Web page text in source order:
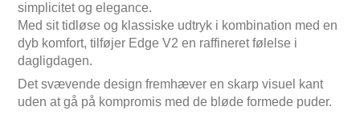
simplicitet og elegance.
Med sit tidløse og klassiske udtryk i kombination med en
dyb komfort, tilføjer Edge V2 en raffineret følelse i
dagligdagen.
Det svævende design fremhæver en skarp visuel kant
uden at gå på kompromis med de bløde formede puder.